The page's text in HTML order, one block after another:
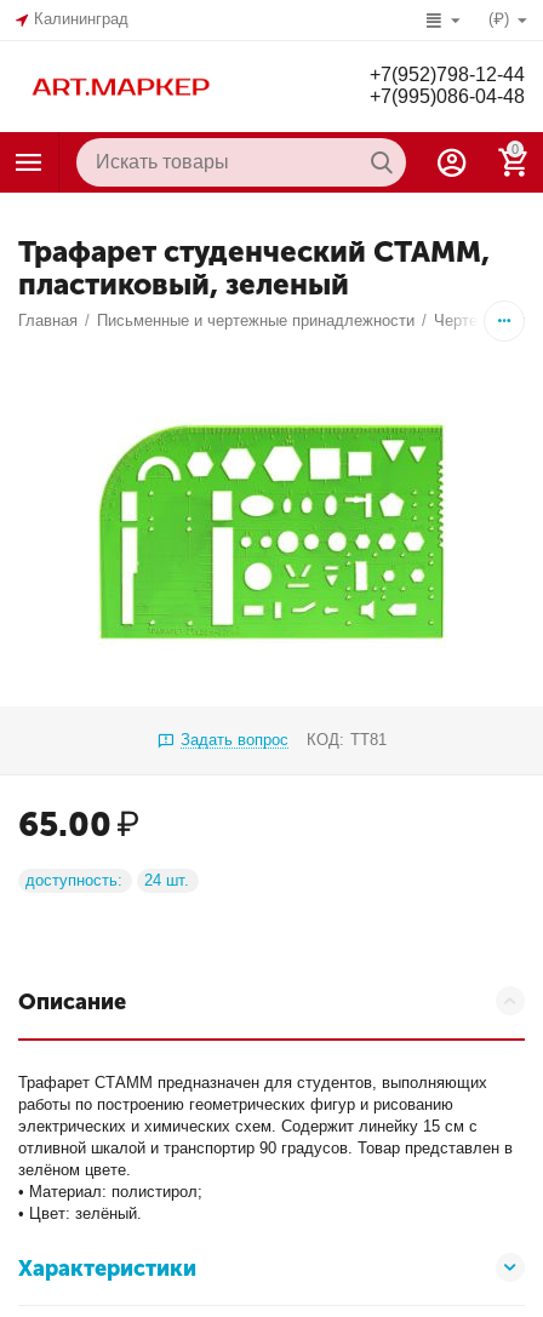
Калининград (₽)
+7(952)798-12-44
+7(995)086-04-48
0
Трафарет студенческий СТАММ,
пластиковый, зеленый
Главная / Письменные и чертежные принадлежности / Чертежные
Задать вопрос КОД: ТТ81
65.00₽
доступность: 24 шт.
Описание
Трафарет СТАММ предназначен для студентов, выполняющих
работы по построению геометрических фигур и рисованию
электрических и химических схем. Содержит линейку 15 см с
отливной шкалой и транспортир 90 градусов. Товар представлен в
зелёном цвете.
• Материал: полистирол;
• Цвет: зелёный.
Характеристики